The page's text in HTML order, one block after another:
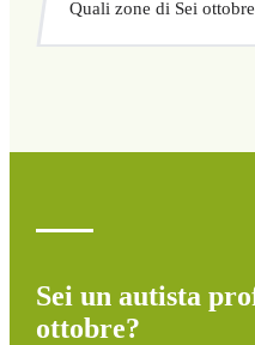
ritorno direttamente dal
Quali zone di Sei
Sei un autista
ottobre?